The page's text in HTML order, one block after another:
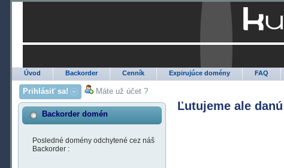
Úvod Backorder Cenník Expirujúce domény FAQ
Prihlásiť sa! Máte už účet ?
Backorder domén
Posledné domény odchytené cez náš
Backorder :
Ľutujeme ale